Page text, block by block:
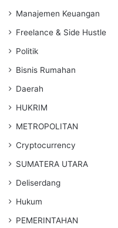
Manajemen Keuangan
Freelance & Side Hustle
Politik
Bisnis Rumahan
Daerah
HUKRIM
METROPOLITAN
Cryptocurrency
SUMATERA UTARA
Deliserdang
Hukum
PEMERINTAHAN